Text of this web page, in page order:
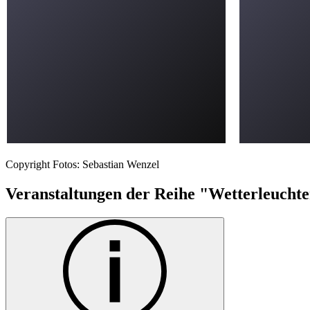
Copyright Fotos: Sebastian Wenzel
Veranstaltungen der Reihe